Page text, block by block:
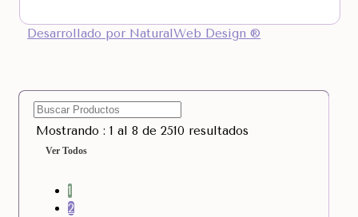
Desarrollado por NaturalWeb Design ®
Mostrando : 1 al 8 de 2510 resultados
Ver Todos
1
2